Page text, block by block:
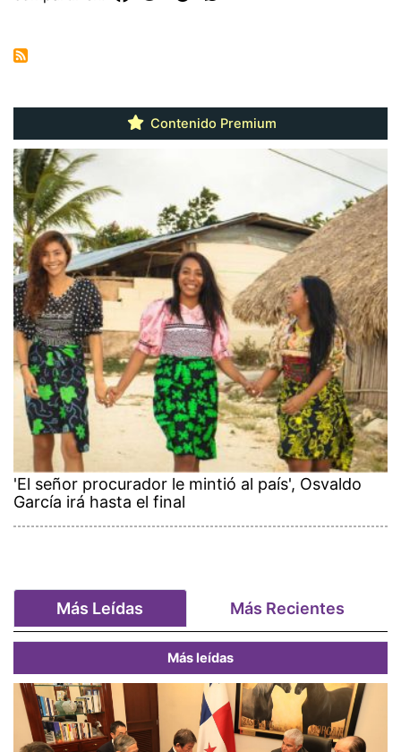
Contenido Premium
'El señor procurador le mintió al país', Osvaldo
García irá hasta el final
Más Leídas Más Recientes
Más leídas